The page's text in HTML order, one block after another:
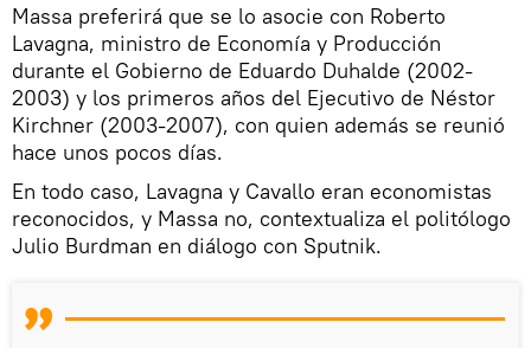
Massa preferirá que se lo asocie con Roberto
Lavagna, ministro de Economía y Producción
durante el Gobierno de Eduardo Duhalde (2002-
2003) y los primeros años del Ejecutivo de Néstor
Kirchner (2003-2007), con quien además se reunió
hace unos pocos días.
En todo caso, Lavagna y Cavallo eran economistas
reconocidos, y Massa no, contextualiza el politólogo
Julio Burdman en diálogo con Sputnik.